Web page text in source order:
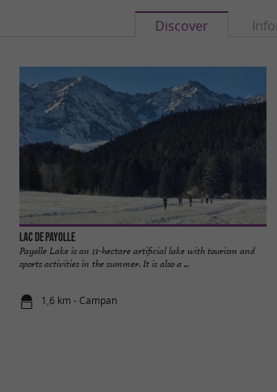
Discover
Lac de Payolle
Payolle Lake is an 11-hectare artificial lake with tourism and
sports activities in the summer. It is also a ...
1,6 km - Campan